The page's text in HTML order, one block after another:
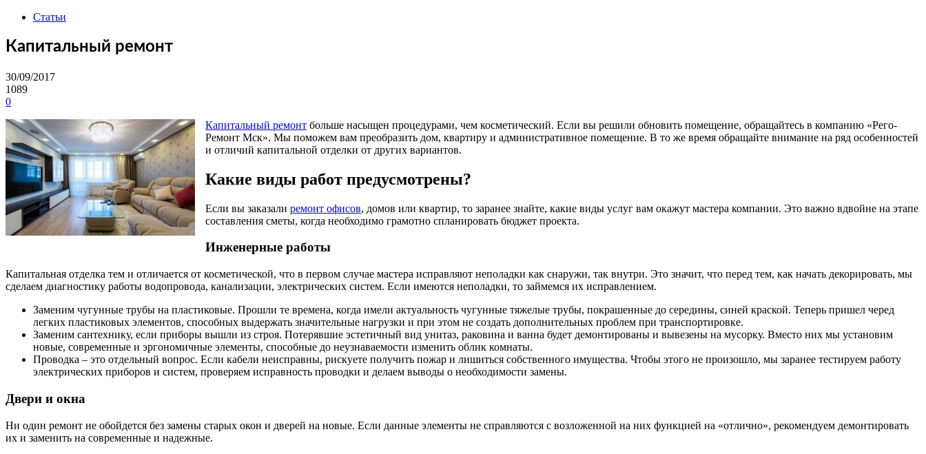
Статьи
Капитальный ремонт
30/09/2017
1089
0
Капитальный ремонт больше насыщен процедурами, чем косметический. Если вы решили обновить помещение, обращайтесь в компанию «Рего-
Ремонт Мск». Мы поможем вам преобразить дом, квартиру и административное помещение. В то же время обращайте внимание на ряд особенностей
и отличий капитальной отделки от других вариантов.
Какие виды работ предусмотрены?
Если вы заказали ремонт офисов, домов или квартир, то заранее знайте, какие виды услуг вам окажут мастера компании. Это важно вдвойне на этапе
составления сметы, когда необходимо грамотно спланировать бюджет проекта.
Инженерные работы
Капитальная отделка тем и отличается от косметической, что в первом случае мастера исправляют неполадки как снаружи, так внутри. Это значит, что перед тем, как начать декорировать, мы
сделаем диагностику работы водопровода, канализации, электрических систем. Если имеются неполадки, то займемся их исправлением.
Заменим чугунные трубы на пластиковые. Прошли те времена, когда имели актуальность чугунные тяжелые трубы, покрашенные до середины, синей краской. Теперь пришел черед
легких пластиковых элементов, способных выдержать значительные нагрузки и при этом не создать дополнительных проблем при транспортировке.
Заменим сантехнику, если приборы вышли из строя. Потерявшие эстетичный вид унитаз, раковина и ванна будет демонтированы и вывезены на мусорку. Вместо них мы установим
новые, современные и эргономичные элементы, способные до неузнаваемости изменить облик комнаты.
Проводка – это отдельный вопрос. Если кабели неисправны, рискуете получить пожар и лишиться собственного имущества. Чтобы этого не произошло, мы заранее тестируем работу
электрических приборов и систем, проверяем исправность проводки и делаем выводы о необходимости замены.
Двери и окна
Ни один ремонт не обойдется без замены старых окон и дверей на новые. Если данные элементы не справляются с возложенной на них функцией на «отлично», рекомендуем демонтировать
их и заменить на современные и надежные.